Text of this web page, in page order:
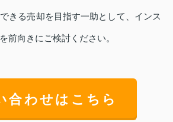
きる売却を目指す一助として、インス
前向きにご検討ください。
合わせはこちら